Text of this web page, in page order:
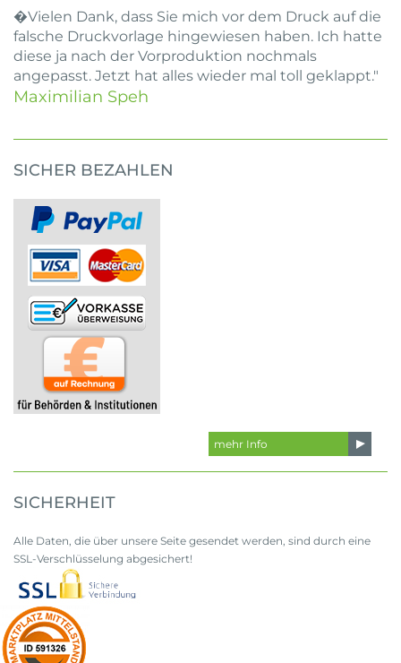
�Vielen Dank, dass Sie mich vor dem Druck auf die
falsche Druckvorlage hingewiesen haben. Ich hatte
diese ja nach der Vorproduktion nochmals
angepasst. Jetzt hat alles wieder mal toll geklappt."
Maximilian Speh
SICHER BEZAHLEN
mehr Info
SICHERHEIT
Alle Daten, die über unsere Seite gesendet werden, sind durch eine
SSL-Verschlüsselung abgesichert!